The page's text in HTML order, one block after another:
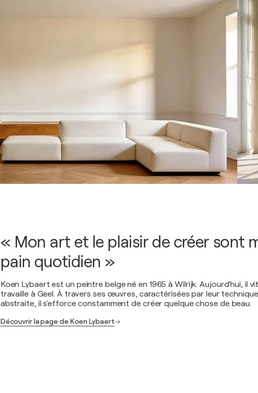
« Mon art et le plaisir de créer sont
pain quotidien »
Koen Lybaert est un peintre belge né en 1965 à Wilrijk. Aujourd'hui, il
travaille à Geel. À travers ses œuvres, caractérisées par leur technique
abstraite, il s'efforce constamment de créer quelque chose de beau.
Découvrir la page de Koen Lybaert